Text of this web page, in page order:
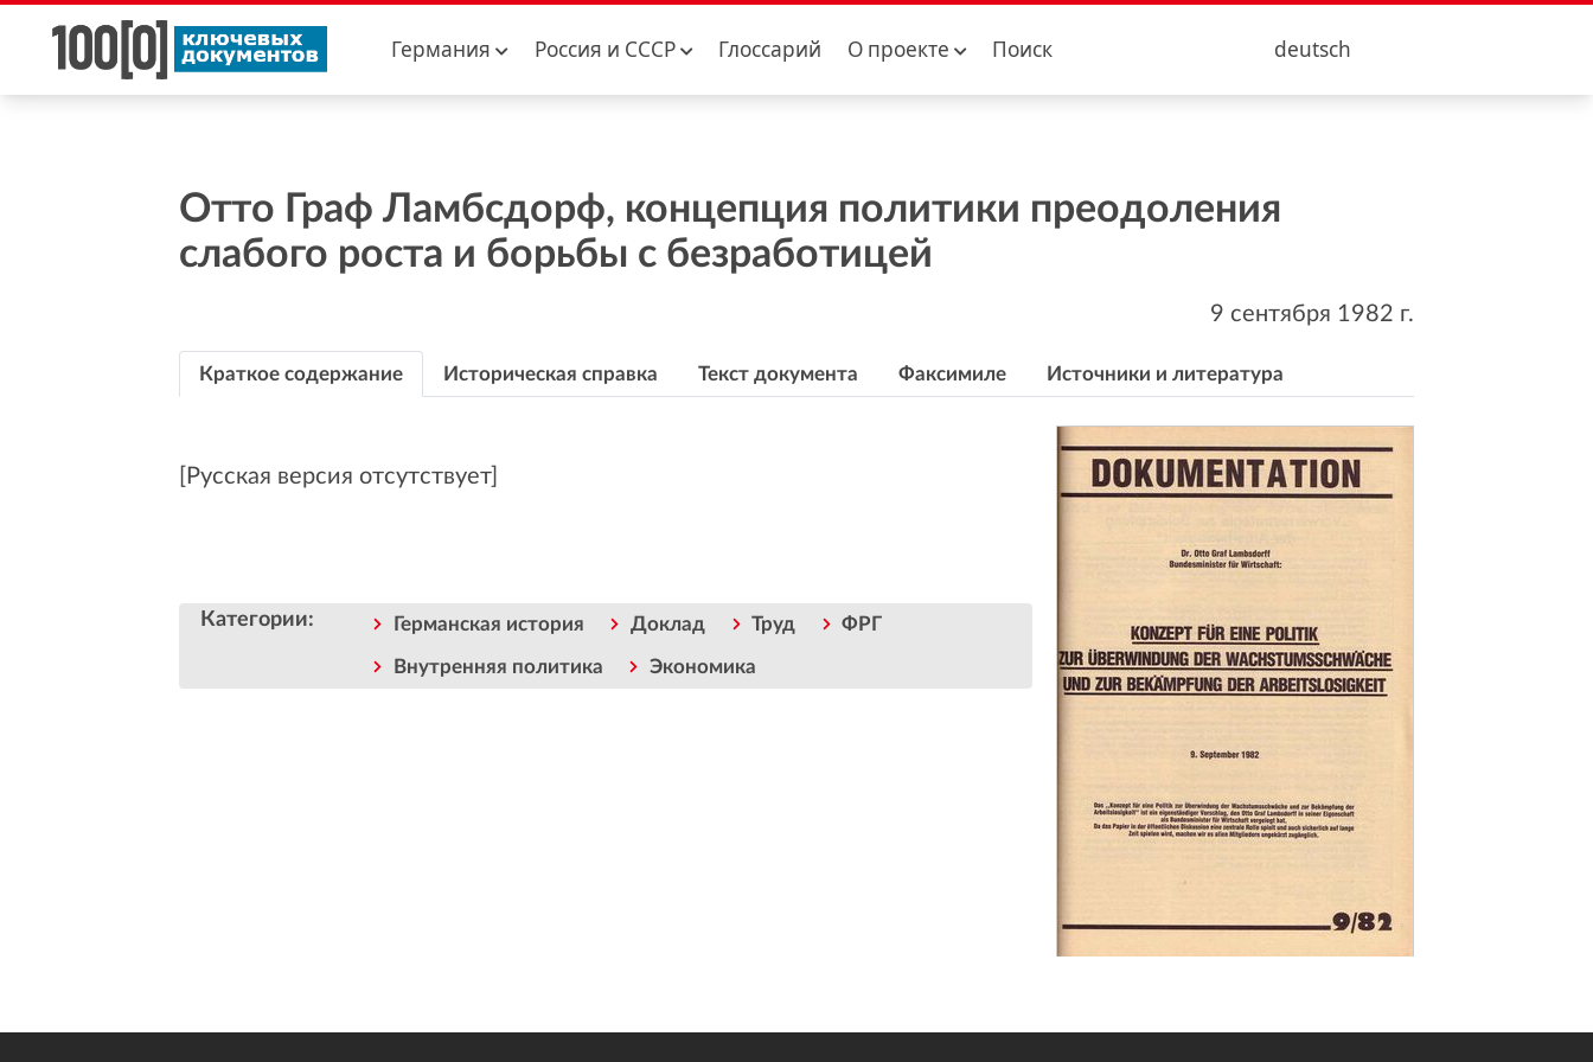
Германия Россия и CCCР Глоссарий О проекте Поиск deutsch
Отто Граф Ламбсдорф, концепция политики преодоления
слабого роста и борьбы с безработицей
9 сентября 1982 г.
Краткое содержание Историческая справка Текст документа Факсимиле Источники и литература
[Русская версия отсутствует]
Категории: Германская история Доклад Труд ФРГ
Внутренняя политика Экономика